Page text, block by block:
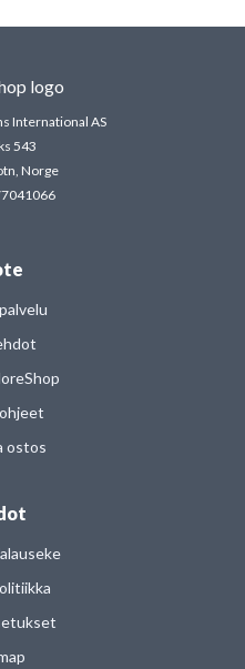
International AS
543
Norge
ostos